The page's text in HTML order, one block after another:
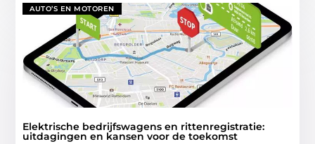
AUTO’S EN MOTOREN
Elektrische bedrijfswagens en rittenregistratie:
uitdagingen en kansen voor de toekomst